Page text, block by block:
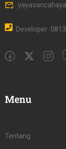
Developer:
Menu
Tentang